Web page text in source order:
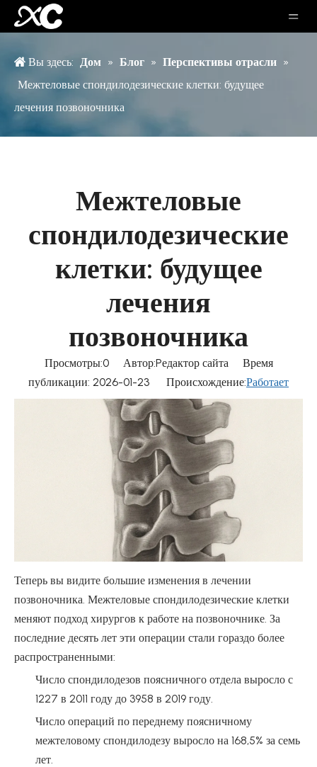
Вы здесь: Дом » Блог » Перспективы отрасли »
Межтеловые спондилодезические клетки: будущее
лечения позвоночника
Межтеловые
спондилодезические
клетки: будущее
лечения
позвоночника
Просмотры:0Автор:Pедактор сайта Время
публикации: 2026-01-23 Происхождение:Работает
Теперь вы видите большие изменения в лечении
позвоночника. Межтеловые спондилодезические клетки
меняют подход хирургов к работе на позвоночнике. За
последние десять лет эти операции стали гораздо более
распространенными:
Число спондилодезов поясничного отдела выросло с
1227 в 2011 году до 3958 в 2019 году.
Число операций по переднему поясничному
межтеловому спондилодезу выросло на 168,5% за семь
лет.